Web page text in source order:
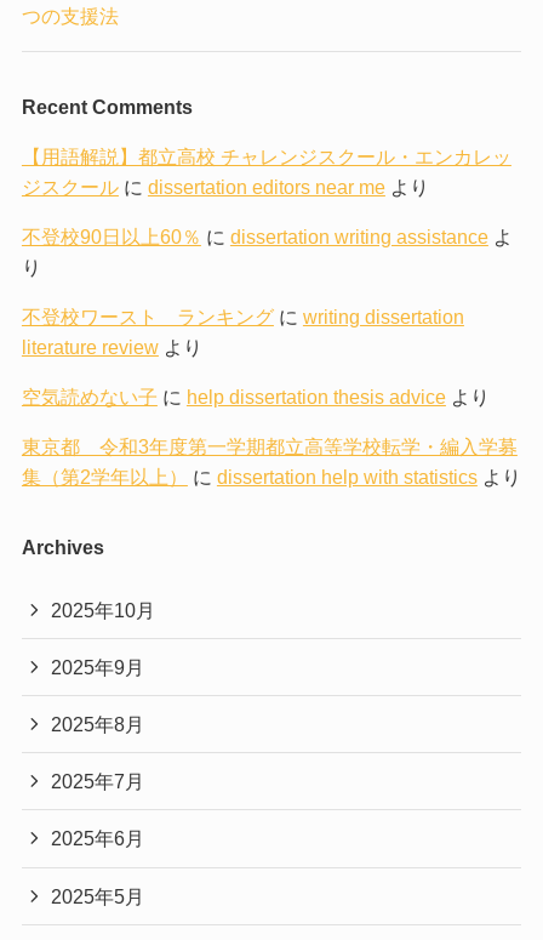
つの支援法
Recent Comments
【用語解説】都立高校 チャレンジスクール・エンカレッ
ジスクールに dissertation editors near meより
不登校90日以上60％ に dissertation writing assistanceよ
り
不登校ワースト ランキングに writing dissertation
literature reviewより
空気読めない子 に help dissertation thesis adviceより
東京都 令和3年度第一学期都立高等学校転学・編入学募
集（第2学年以上）
に dissertation help with statisticsより
Archives
2025年10月
2025年9月
2025年8月
2025年7月
2025年6月
2025年5月